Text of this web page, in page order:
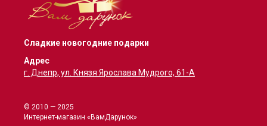
Сладкие новогодние подарки
Адрес
г. Днепр, ул. Князя Ярослава Мудрого, 61-А
© 2010 — 2025
Интернет-магазин «ВамДарунок»